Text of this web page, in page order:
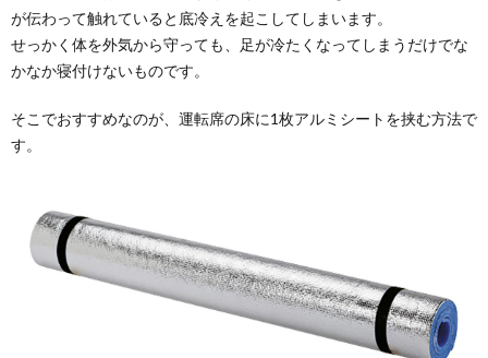
が伝わって触れていると底冷えを起こしてしまいます。
せっかく体を外気から守っても、足が冷たくなってしまうだけでな
かなか寝付けないものです。
そこでおすすめなのが、運転席の床に1枚アルミシートを挟む方法で
す。